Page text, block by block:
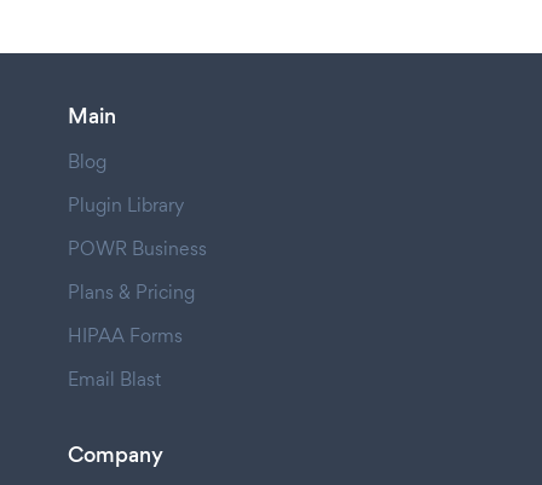
Main
Blog
Plugin Library
POWR Business
Plans & Pricing
HIPAA Forms
Email Blast
Company